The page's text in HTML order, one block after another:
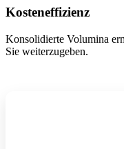
Kosteneffizienz
Konsolidierte Volumina
Sie weiterzugeben.